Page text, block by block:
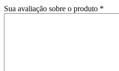
Sua avaliação sobre o produto *